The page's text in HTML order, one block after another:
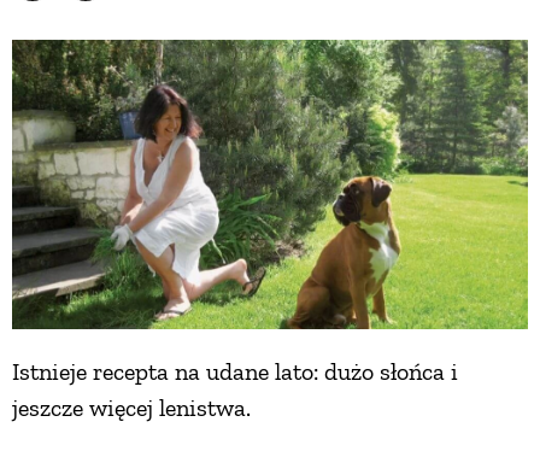
Istnieje recepta na udane lato: dużo słońca i
jeszcze więcej lenistwa.